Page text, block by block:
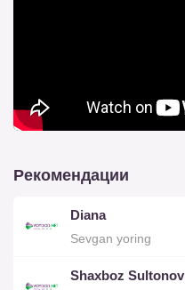
Рекомендации
Diana
Sevgan yoring
Shaxboz Sultonov